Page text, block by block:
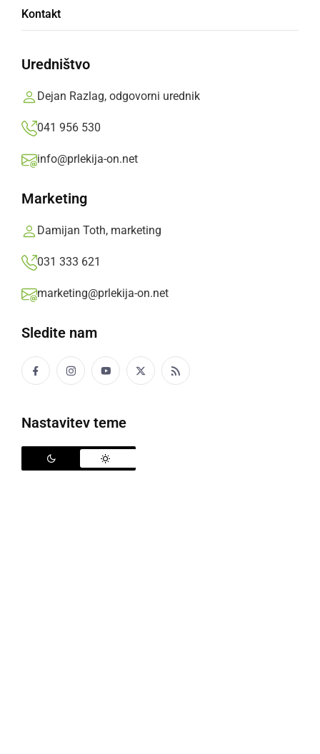
Kontakt
Uredništvo
Dejan Razlag, odgovorni urednik
041 956 530
info@prlekija-on.net
Marketing
Damijan Toth, marketing
031 333 621
marketing@prlekija-on.net
Sledite nam
Nastavitev teme